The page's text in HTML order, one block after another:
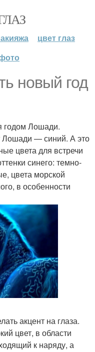
цвет глаз
новый год
годом Лошади.
— синий. А это
цвета для встречи
синего: темно-
цвета морской
в особенности
акцент на глаза.
цвет, в области
к наряду, а